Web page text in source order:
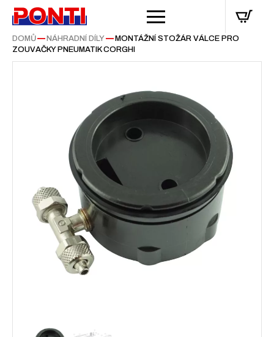
DOMŮ— NÁHRADNÍ DÍLY— MONTÁŽNÍ STOŽÁR VÁLCE PRO
ZOUVAČKY PNEUMATIK CORGHI